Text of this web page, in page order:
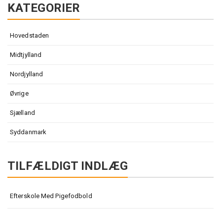
KATEGORIER
Hovedstaden
Midtjylland
Nordjylland
Øvrige
Sjælland
Syddanmark
TILFÆLDIGT INDLÆG
Efterskole Med Pigefodbold